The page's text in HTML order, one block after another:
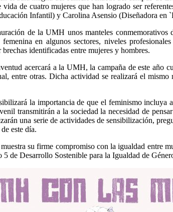
de cuatro mujeres que han logrado ser
Infantil) y Carolina Asensio (Diseñadora en
de la UMH unos manteles
en algunos sectores, niveles
identificadas entre mujeres y hombres.
acercará a la UMH, la campaña de este año
entre otras. Dicha actividad se realizará el
la importancia de que el feminismo
transmitirán a la sociedad la necesidad de
una serie de actividades de sensibilización,
este día.
su firme compromiso con la igualdad entre
de Desarrollo Sostenible para la Igualdad de